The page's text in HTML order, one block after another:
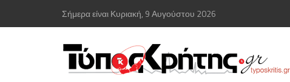
Σήμερα είναι Κυριακή, 9 Αυγούστου 2026